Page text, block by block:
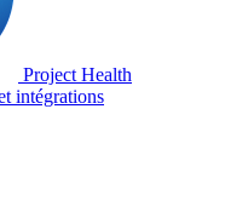
Project Health
intégrations